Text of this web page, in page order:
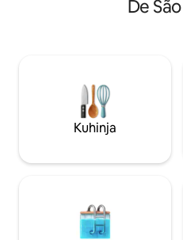
Privatni mlazni bazen na
De
Kuhinja